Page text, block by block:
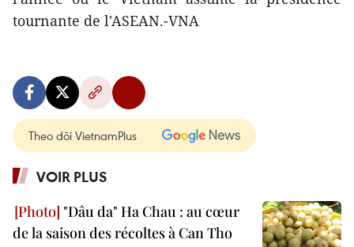
tournante de l'ASEAN.-VNA
Theo dõi VietnamPlus
VOIR PLUS
"Dâu da" Ha Chau : au cœur
de la saison des récoltes à Can Tho